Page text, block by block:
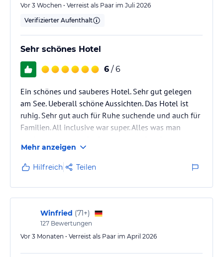
Vor 3 Wochen • Verreist als Paar im Juli 2026
Verifizierter Aufenthalt
Sehr schönes Hotel
6 / 6
Ein schönes und sauberes Hotel. Sehr gut gelegen
am See. Ueberall schöne Aussichten. Das Hotel ist
ruhig. Sehr gut auch für Ruhe suchende und auch für
Familien. All inclusive war super. Alles was man
lecker. Beim Fruehstueck gab es viel Auswahl.
Mittagssnack war super, mit Suppe, Salat, Obst,
Wurst- und Kaeseplatten, Brot, Broetchen, Am
Nachmittag gab es Kaffee und Kuchen und am
Abendessen Bueffet mit 2 Fleischgerichten, 1
Fischgericht und für Kinder gab es extra…
Mehr anzeigen
Hilfreich Teilen
Winfried (71+)
127 Bewertungen
Vor 3 Monaten • Verreist als Paar im April 2026